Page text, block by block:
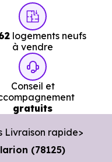
neufs en livraison
(78125)
:
logements neufs
à vendre
Conseil et
gratuits
Livraison rapide
(78125)